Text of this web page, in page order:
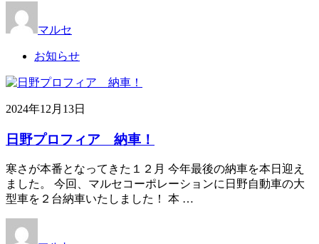
マルセ
お知らせ
2024年12月13日
日野プロフィア 納車！
寒さが本番となってきた１２月 今年最後の納車を本日迎え
ました。 今回、マルセコーポレーションに日野自動車の大
型車を２台納車いたしました！ 本 …